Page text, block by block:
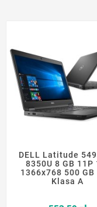
DELL Latitude
8350U 8 GB 11P
1366x768 500 GB
Klasa A